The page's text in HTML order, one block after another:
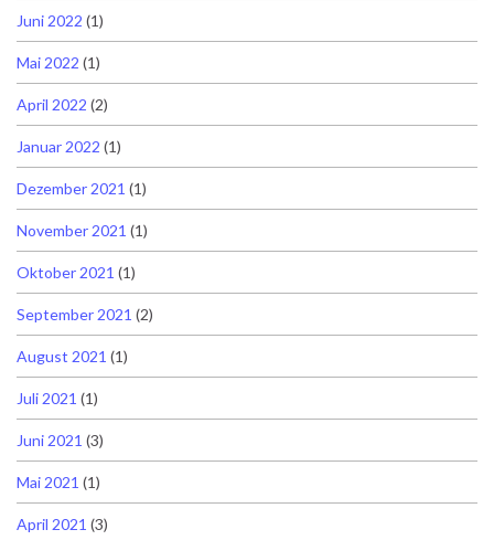
Juni 2022 (1)
Mai 2022 (1)
April 2022 (2)
Januar 2022 (1)
Dezember 2021 (1)
November 2021 (1)
Oktober 2021 (1)
September 2021 (2)
August 2021 (1)
Juli 2021 (1)
Juni 2021 (3)
Mai 2021 (1)
April 2021 (3)